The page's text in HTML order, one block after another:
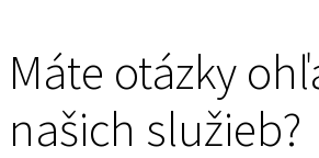
Máte otázky
našich služieb?